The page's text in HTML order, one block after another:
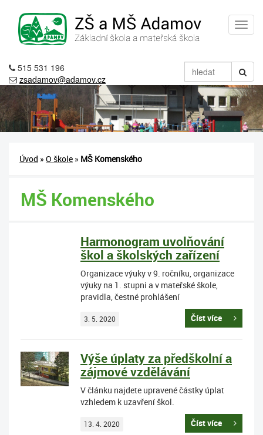
515 531 196
zsadamov@adamov.cz
Úvod » O škole » MŠ Komenského
MŠ Komenského
Harmonogram uvolňování
škol a školských zařízení
Organizace výuky v 9. ročníku, organizace
výuky na 1. stupni a v mateřské škole,
pravidla, čestné prohlášení
3. 5. 2020 Číst více
Výše úplaty za předškolní a
zájmové vzdělávání
V článku najdete upravené částky úplat
vzhledem k uzavření škol.
13. 4. 2020 Číst více